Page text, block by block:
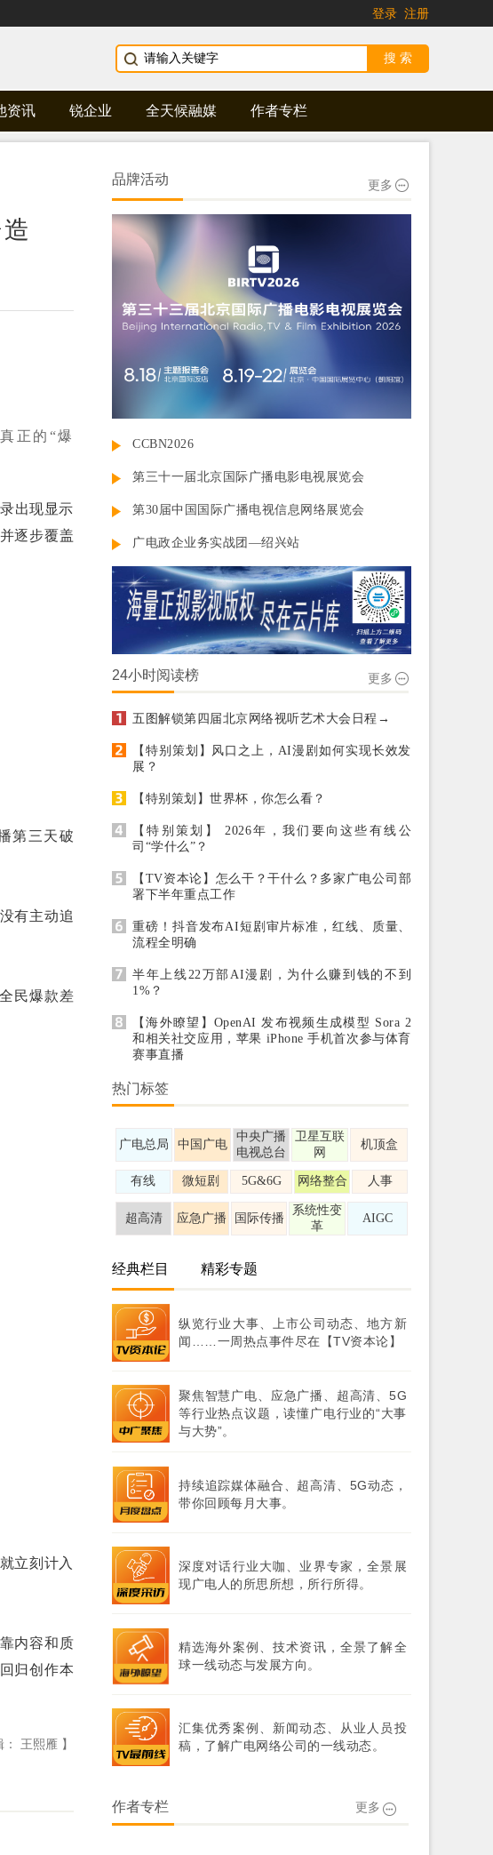
登录 注册
资讯 锐企业 全天候融媒 作者专栏
正的“爆
出现显示
逐步覆盖
第三天破
有主动追
民爆款差
立刻计入
内容和质
归创作本
： 王熙雁 】
品牌活动 更多
CCBN2026
第三十一届北京国际广播电影电视展览会
第30届中国国际广播电视信息网络展览会
广电政企业务实战团—绍兴站
24小时阅读榜 更多
五图解锁第四届北京网络视听艺术大会日程→
【特别策划】风口之上，AI漫剧如何实现长效发
展？
【特别策划】世界杯，你怎么看？
【特别策划】 2026年，我们要向这些有线公
司“学什么”？
【TV资本论】怎么干？干什么？多家广电公司部
署下半年重点工作
重磅！抖音发布AI短剧审片标准，红线、质量、
流程全明确
半年上线22万部AI漫剧，为什么赚到钱的不到
1%？
【海外瞭望】OpenAI 发布视频生成模型 Sora 2
和相关社交应用，苹果 iPhone 手机首次参与体育
赛事直播
热门标签
广电总局 中国广电
中央广播
电视总台
卫星互联
网
机顶盒
有线 微短剧 5G&6G 网络整合 人事
超高清 应急广播 国际传播
系统性变
革
AIGC
经典栏目 精彩专题
纵览行业大事、上市公司动态、地方新
闻……一周热点事件尽在【TV资本论】
聚焦智慧广电、应急广播、超高清、5G
等行业热点议题，读懂广电行业的“大事
与大势”。
持续追踪媒体融合、超高清、5G动态，
带你回顾每月大事。
深度对话行业大咖、业界专家，全景展
现广电人的所思所想，所行所得。
精选海外案例、技术资讯，全景了解全
球一线动态与发展方向。
汇集优秀案例、新闻动态、从业人员投
稿，了解广电网络公司的一线动态。
作者专栏 更多